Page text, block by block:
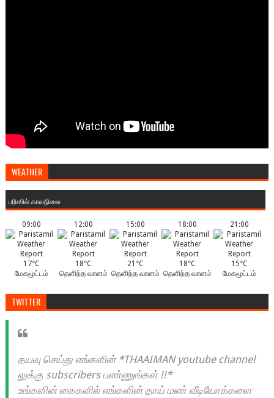
WEATHER
பரிஸில் காலநிலை
09:00
17°C
மேகமூட்டம்
12:00
18°C
தெளிந்த வானம்
15:00
21°C
தெளிந்த வானம்
18:00
18°C
தெளிந்த வானம்
21:00
15°C
மேகமூட்டம்
TWITTER
தயவு செய்து எங்களின் *THAAIMAN youtube channel
லுக்கு subscribers பண்ணுங்கள் !!*
உங்களின் கைகளில் எங்களின் தாய் மண் வீடியோக்களை